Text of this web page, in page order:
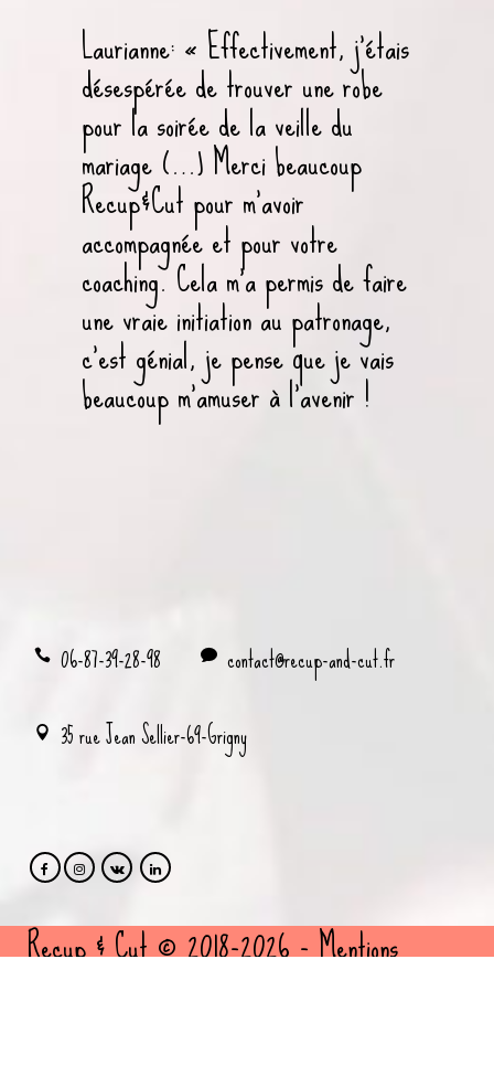
Laurianne: « Effectivement, j’étais
désespérée de trouver une robe
pour la soirée de la veille du
mariage (…) Merci beaucoup
Recup&Cut pour m’avoir
accompagnée et pour votre
coaching. Cela m’a permis de faire
une vraie initiation au patronage,
c’est génial, je pense que je vais
beaucoup m’amuser à l’avenir !
06-87-39-28-98
contact@recup-and-cut.fr
35 rue Jean Sellier-69-Grigny
Recup & Cut © 2018-2026 -Mentions